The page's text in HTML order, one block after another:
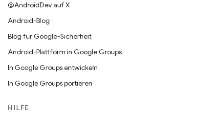
@AndroidDev auf X
Android-Blog
Blog für Google-Sicherheit
Android-Plattform in Google Groups
In Google Groups entwickeln
In Google Groups portieren
HILFE